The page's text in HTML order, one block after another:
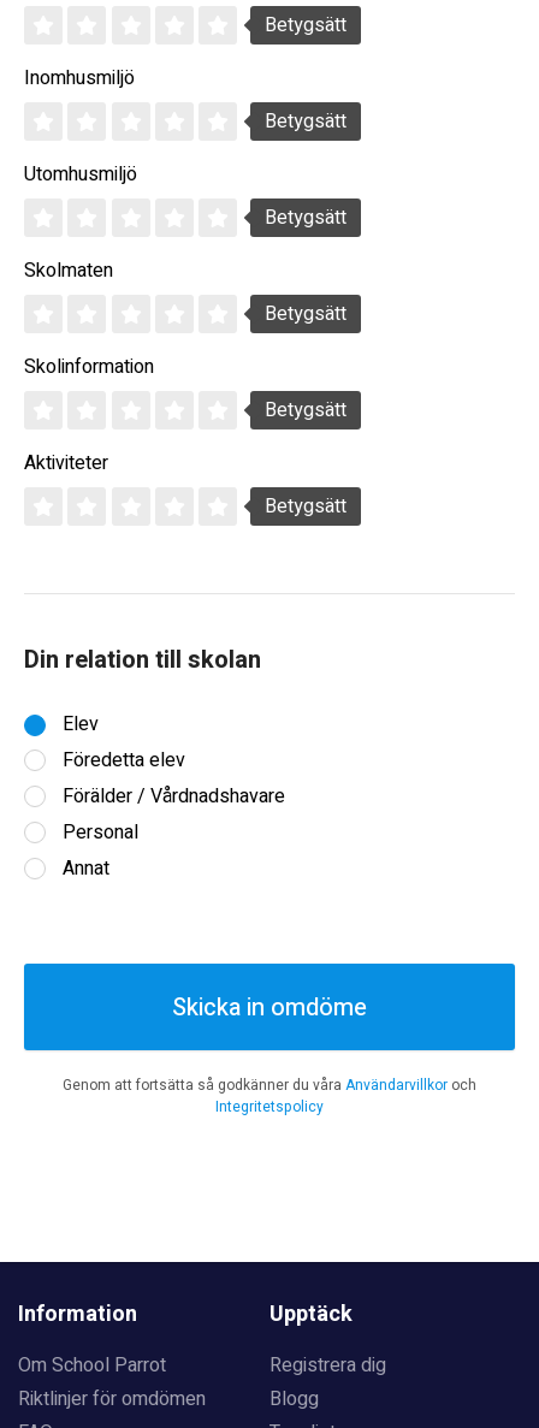
Betygsätt
Inomhusmiljö
Betygsätt
Utomhusmiljö
Betygsätt
Skolmaten
Betygsätt
Skolinformation
Betygsätt
Aktiviteter
Betygsätt
Din relation till skolan
Elev
Föredetta elev
Förälder / Vårdnadshavare
Personal
Annat
Skicka in omdöme
Genom att fortsätta så godkänner du våra Användarvillkor och
Integritetspolicy
Information
Om School Parrot
Riktlinjer för omdömen
Upptäck
Registrera dig
Blogg